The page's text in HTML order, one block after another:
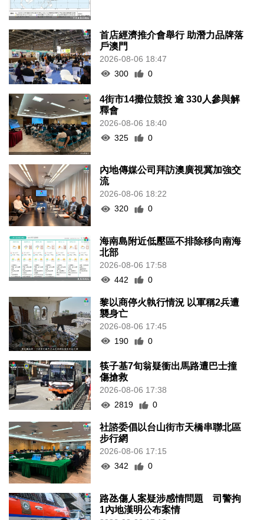
首店經濟推介會舉行 助潛力品牌落
戶澳門
2026-08-06 18:47
300
0
4街市14攤位競投 逾 330人參與解
釋會
2026-08-06 18:40
325
0
內地傳媒公司拜訪澳廣視冀加強交
流
2026-08-06 18:22
320
0
海南島附近低壓區不排除移向南海
北部
2026-08-06 17:58
442
0
黎以商停火執行情況 以軍稱2兵遭
襲身亡
2026-08-06 17:45
190
0
筷子基7旬翁疑衝出馬路遭巴士撞
傷搶救
2026-08-06 17:38
2819
0
社諮委倡以台山街市天橋串聯北區
步行網
2026-08-06 17:15
342
0
路氹傷人案疑涉感情問題 司警拘
1內地漢明公布案情